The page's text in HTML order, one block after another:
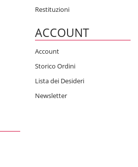
Restituzioni
ACCOUNT
Account
Storico Ordini
Lista dei Desideri
Newsletter